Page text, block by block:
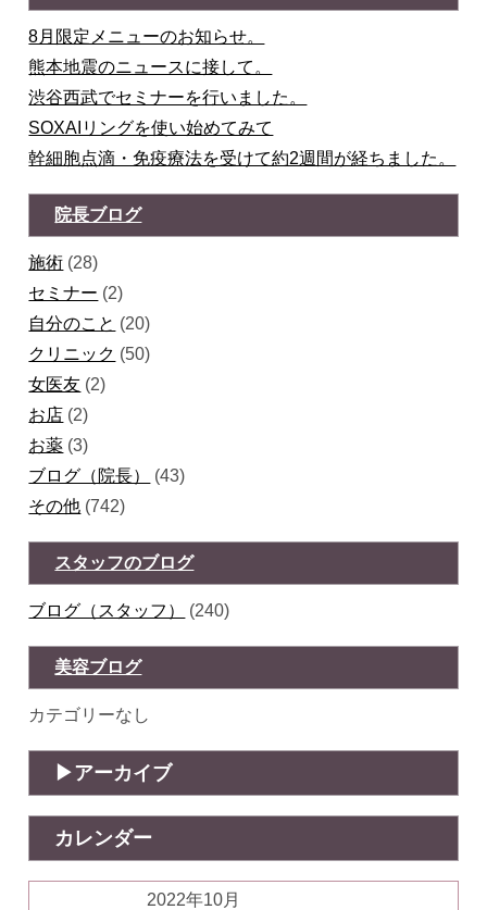
8月限定メニューのお知らせ。
熊本地震のニュースに接して。
渋谷西武でセミナーを行いました。
SOXAIリングを使い始めてみて
幹細胞点滴・免疫療法を受けて約2週間が経ちました。
院長ブログ
施術 (28)
セミナー (2)
自分のこと (20)
クリニック (50)
女医友 (2)
お店 (2)
お薬 (3)
ブログ（院長）
(43)
その他 (742)
スタッフのブログ
ブログ（スタッフ） (240)
美容ブログ
カテゴリーなし
アーカイブ
カレンダー
2022年10月